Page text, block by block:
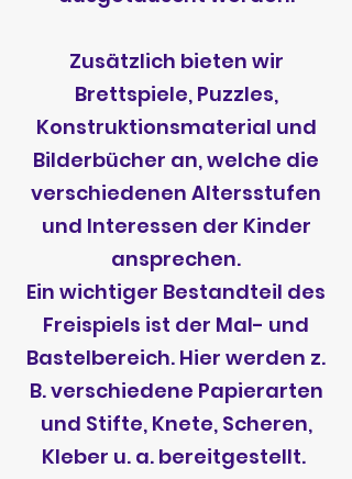
Zusätzlich bieten wir
Brettspiele, Puzzles,
Konstruktionsmaterial und
Bilderbücher an, welche die
verschiedenen Altersstufen
und Interessen der Kinder
ansprechen.
Ein wichtiger Bestandteil des
Freispiels ist der Mal- und
Bastelbereich. Hier werden z.
B. verschiedene Papierarten
und Stifte, Knete, Scheren,
Kleber u. a. bereitgestellt.